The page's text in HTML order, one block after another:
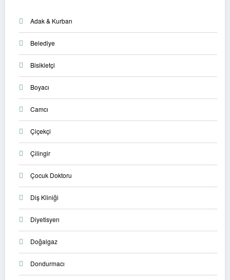
Adak & Kurban
Belediye
Bisikletçi
Boyacı
Camcı
Çiçekçi
Çilingir
Çocuk Doktoru
Diş Kliniği
Diyetisyen
Doğalgaz
Dondurmacı